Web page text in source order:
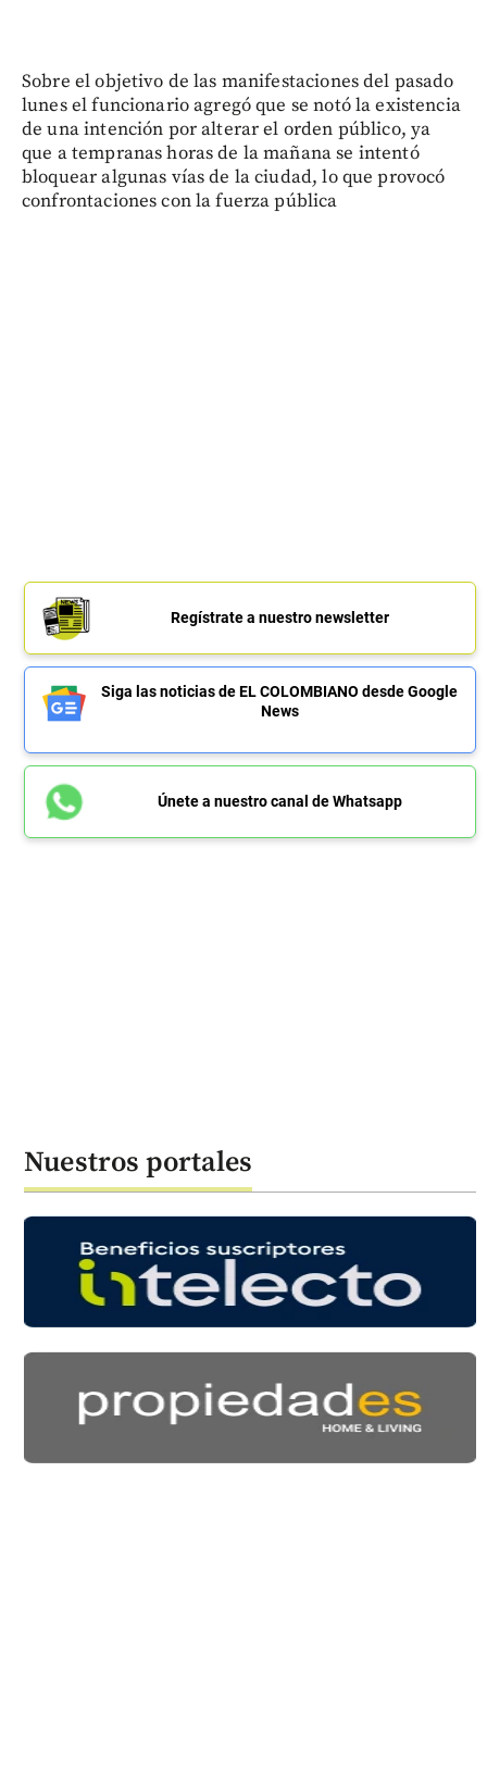
Sobre el objetivo de las manifestaciones del pasado
lunes el funcionario agregó que se notó la existencia
de una intención por alterar el orden público, ya
que a tempranas horas de la mañana se intentó
bloquear algunas vías de la ciudad, lo que provocó
confrontaciones con la fuerza pública
Regístrate a nuestro newsletter
Siga las noticias de EL COLOMBIANO desde Google
News
Únete a nuestro canal de Whatsapp
Nuestros portales